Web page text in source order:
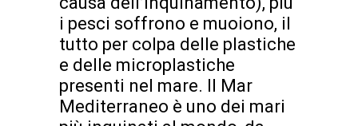
i pesci soffrono e muoiono, il
tutto per colpa delle plastiche
e delle microplastiche
presenti nel mare. Il Mar
Mediterraneo è uno dei mari